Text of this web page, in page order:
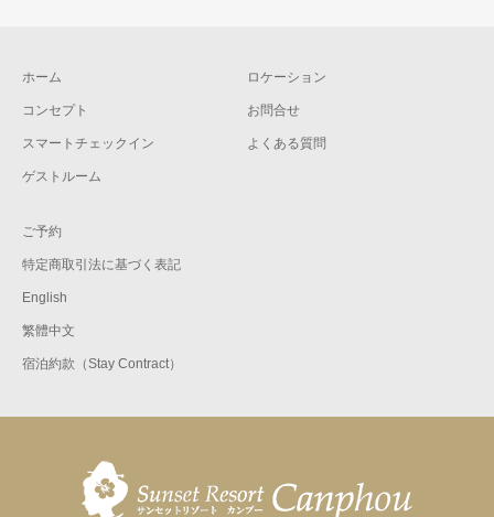
ホーム
コンセプト
スマートチェックイン
ゲストルーム
ロケーション
お問合せ
よくある質問
ご予約
特定商取引法に基づく表記
English
繁體中文
宿泊約款（Stay Contract）